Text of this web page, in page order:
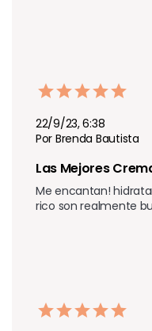
22/9/23, 6:38
Por Brenda Bautista
Las Mejores
Me encantan!
rico son realmente